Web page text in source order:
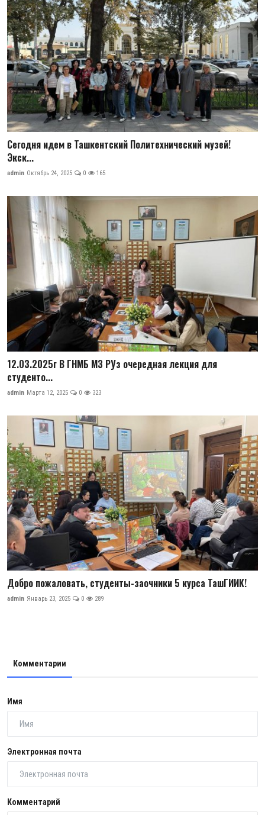
Сегодня идем в Ташкентский Политехнический музей!
Экск...
admin Октябрь 24, 2025 0 165
12.03.2025г В ГНМБ МЗ РУз очередная лекция для
студенто...
admin Марта 12, 2025 0 323
Добро пожаловать, студенты-заочники 5 курса ТашГИИК!
admin Январь 23, 2025 0 289
Комментарии
Имя
Электронная почта
Комментарий